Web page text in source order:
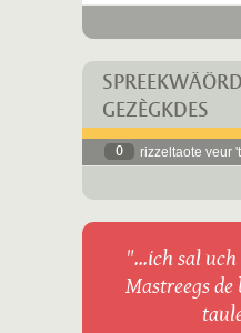
GEZÈGKDES
0 rizzeltaote veur
"...ich sal
Mastreegs